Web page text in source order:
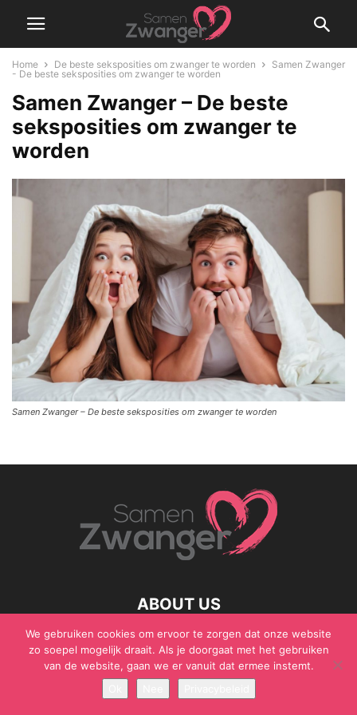
Home De beste seksposities om zwanger te worden
Samen Zwanger
- De beste seksposities om zwanger te worden
Samen Zwanger – De beste
seksposities om zwanger te
worden
Samen Zwanger – De beste seksposities om zwanger te worden
ABOUT US
© Samen Zwanger - Copyright - Gericht Media 2017 - 2021
We gebruiken cookies om ervoor te zorgen dat onze website
zo soepel mogelijk draait. Als je doorgaat met het gebruiken
van de website, gaan we er vanuit dat ermee instemt.